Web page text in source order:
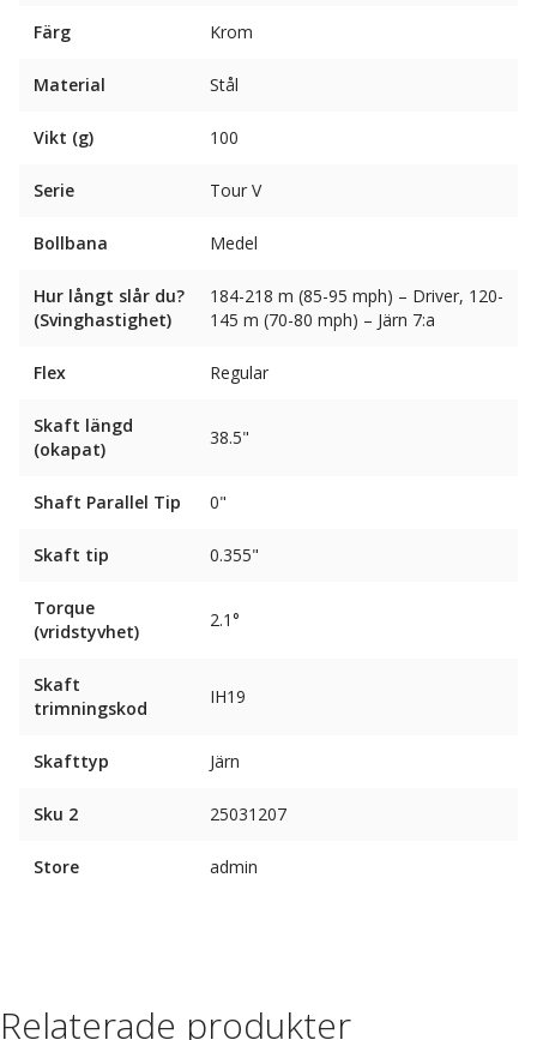
Färg Krom
Material Stål
Vikt (g) 100
Serie Tour V
Bollbana Medel
Hur långt slår du?
(Svinghastighet)
184-218 m (85-95 mph) – Driver, 120-
145 m (70-80 mph) – Järn 7:a
Flex Regular
Skaft längd
(okapat)
38.5"
Shaft Parallel Tip 0"
Skaft tip 0.355"
Torque
(vridstyvhet)
2.1°
Skaft
trimningskod
IH19
Skafttyp Järn
Sku 2 25031207
Store admin
Relaterade produkter